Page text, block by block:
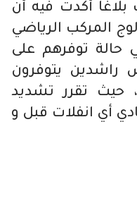
أكدت فيه أن
المركب الرياضي
توفرهم على
راشدين يتوفرون
حيث تقرر تشديد
أي انفلات قبل و